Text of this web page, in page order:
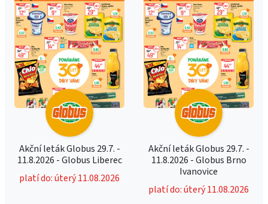
Akční leták Globus 29.7. -
11.8.2026 - Globus Liberec
platí do: úterý 11.08.2026
Akční leták Globus 29.7. -
11.8.2026 - Globus Brno
Ivanovice
platí do: úterý 11.08.2026